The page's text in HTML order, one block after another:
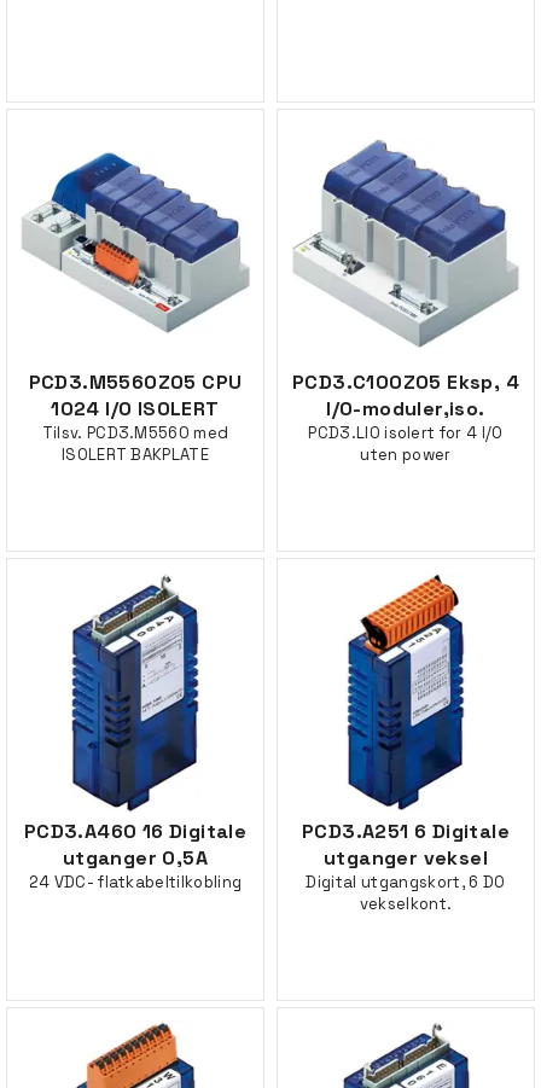
PCD3.M5560Z05 CPU
1024 I/O ISOLERT
Tilsv. PCD3.M5560 med
ISOLERT BAKPLATE
PCD3.C100Z05 Eksp, 4
I/O-moduler,iso.
PCD3.LIO isolert for 4 I/O
uten power
PCD3.A460 16 Digitale
utganger 0,5A
24 VDC- flatkabeltilkobling
PCD3.A251 6 Digitale
utganger veksel
Digital utgangskort, 6 DO
vekselkont.